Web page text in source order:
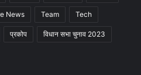
News Team Tech
प्रकोप विधान सभा चुनाव 2023